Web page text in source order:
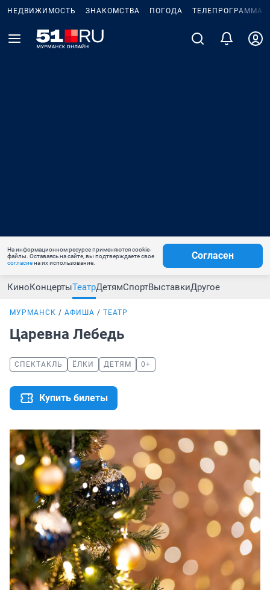
НЕДВИЖИМОСТЬ ЗНАКОМСТВА ПОГОДА ТЕЛЕПРОГРАММА
На информационном ресурсе применяются cookie-
файлы. Оставаясь на сайте, вы подтверждаете свое
согласиена их использование.
Согласен
КиноКонцертыТеатрДетямСпортВыставкиДругое
МУРМАНСК АФИША ТЕАТР
Царевна Лебедь
СПЕКТАКЛЬ ЁЛКИ ДЕТЯМ 0+
Купить билеты